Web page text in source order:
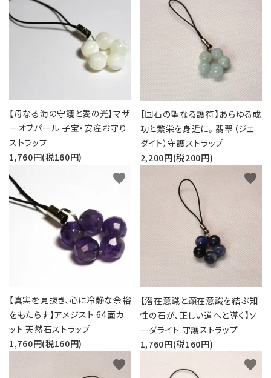
【母なる海の守護と愛の光】マザ
ーオブパール 子宝・安産お守り
ストラップ
1,760円(税160円)
【国石の聖なる護符】あらゆる成
功と繁栄を身近に。 翡翠（ジェ
ダイト）守護ストラップ
2,200円(税200円)
【真実を見抜き、心に冷静な余裕
をもたらす】アメジスト 64面カ
ット 天然石ストラップ
1,760円(税160円)
favorite
【潜在意識と顕在意識を結ぶ知
性の石が、正しい道へと導く】ソ
ーダライト 守護ストラップ
1,760円(税160円)
favorite
favorite favorite